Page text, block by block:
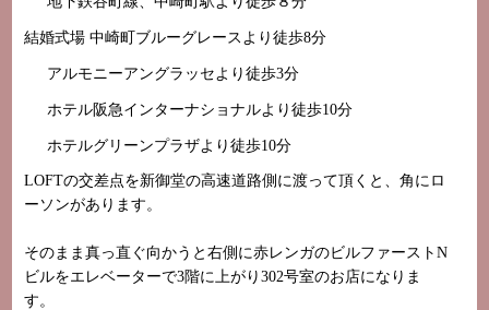
結婚式場 中崎町ブルーグレースより徒歩8分
アルモニーアングラッセより徒歩3分
ホテル阪急インターナショナルより徒歩10分
ホテルグリーンプラザより徒歩10分
LOFTの交差点を新御堂の高速道路側に渡って頂くと、角にロ
ーソンがあります。
そのまま真っ直ぐ向かうと右側に赤レンガのビルファーストN
ビルをエレベーターで3階に上がり302号室のお店になりま
す。